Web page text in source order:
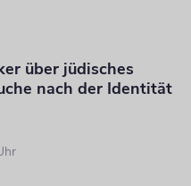
über jüdisches
nach der Identität